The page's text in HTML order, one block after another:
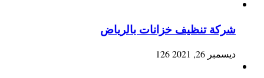
شركة تنظيف خزانات بالرياض
ديسمبر 26, 2021 126